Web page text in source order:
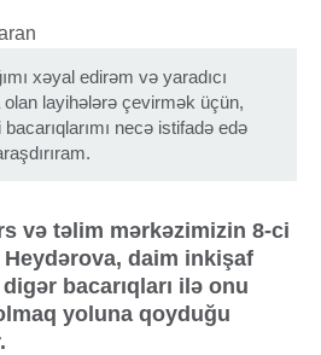
xəyal edirəm və yaradıcı
layihələrə çevirmək üçün,
necə istifadə edə
və təlim mərkəzimizin 8-ci
daim inkişaf
bacarıqları ilə onu
yoluna qoyduğu